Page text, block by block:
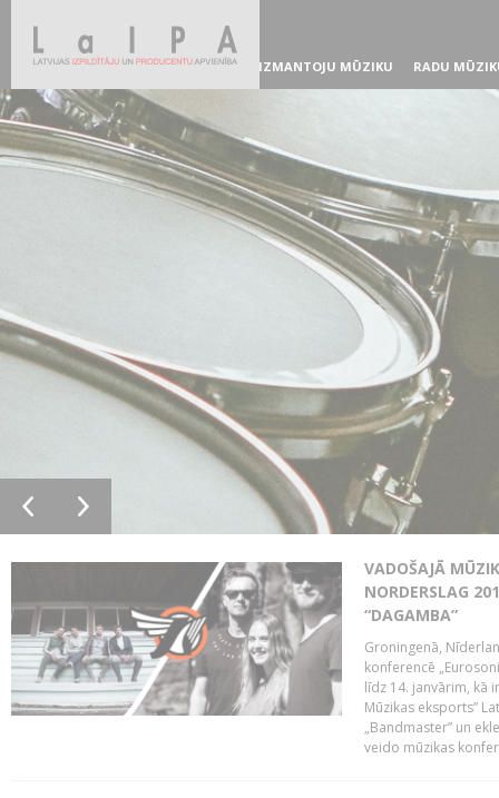
IZMANTOJU MŪZIKU RADU
VADOŠAJĀ
NORDERSLAG
“DAGAMBA”
Groningenā,
konferencē
līdz 14. janvārim, kā
Mūzikas eksports”
„Bandmaster” un
veido mūzikas